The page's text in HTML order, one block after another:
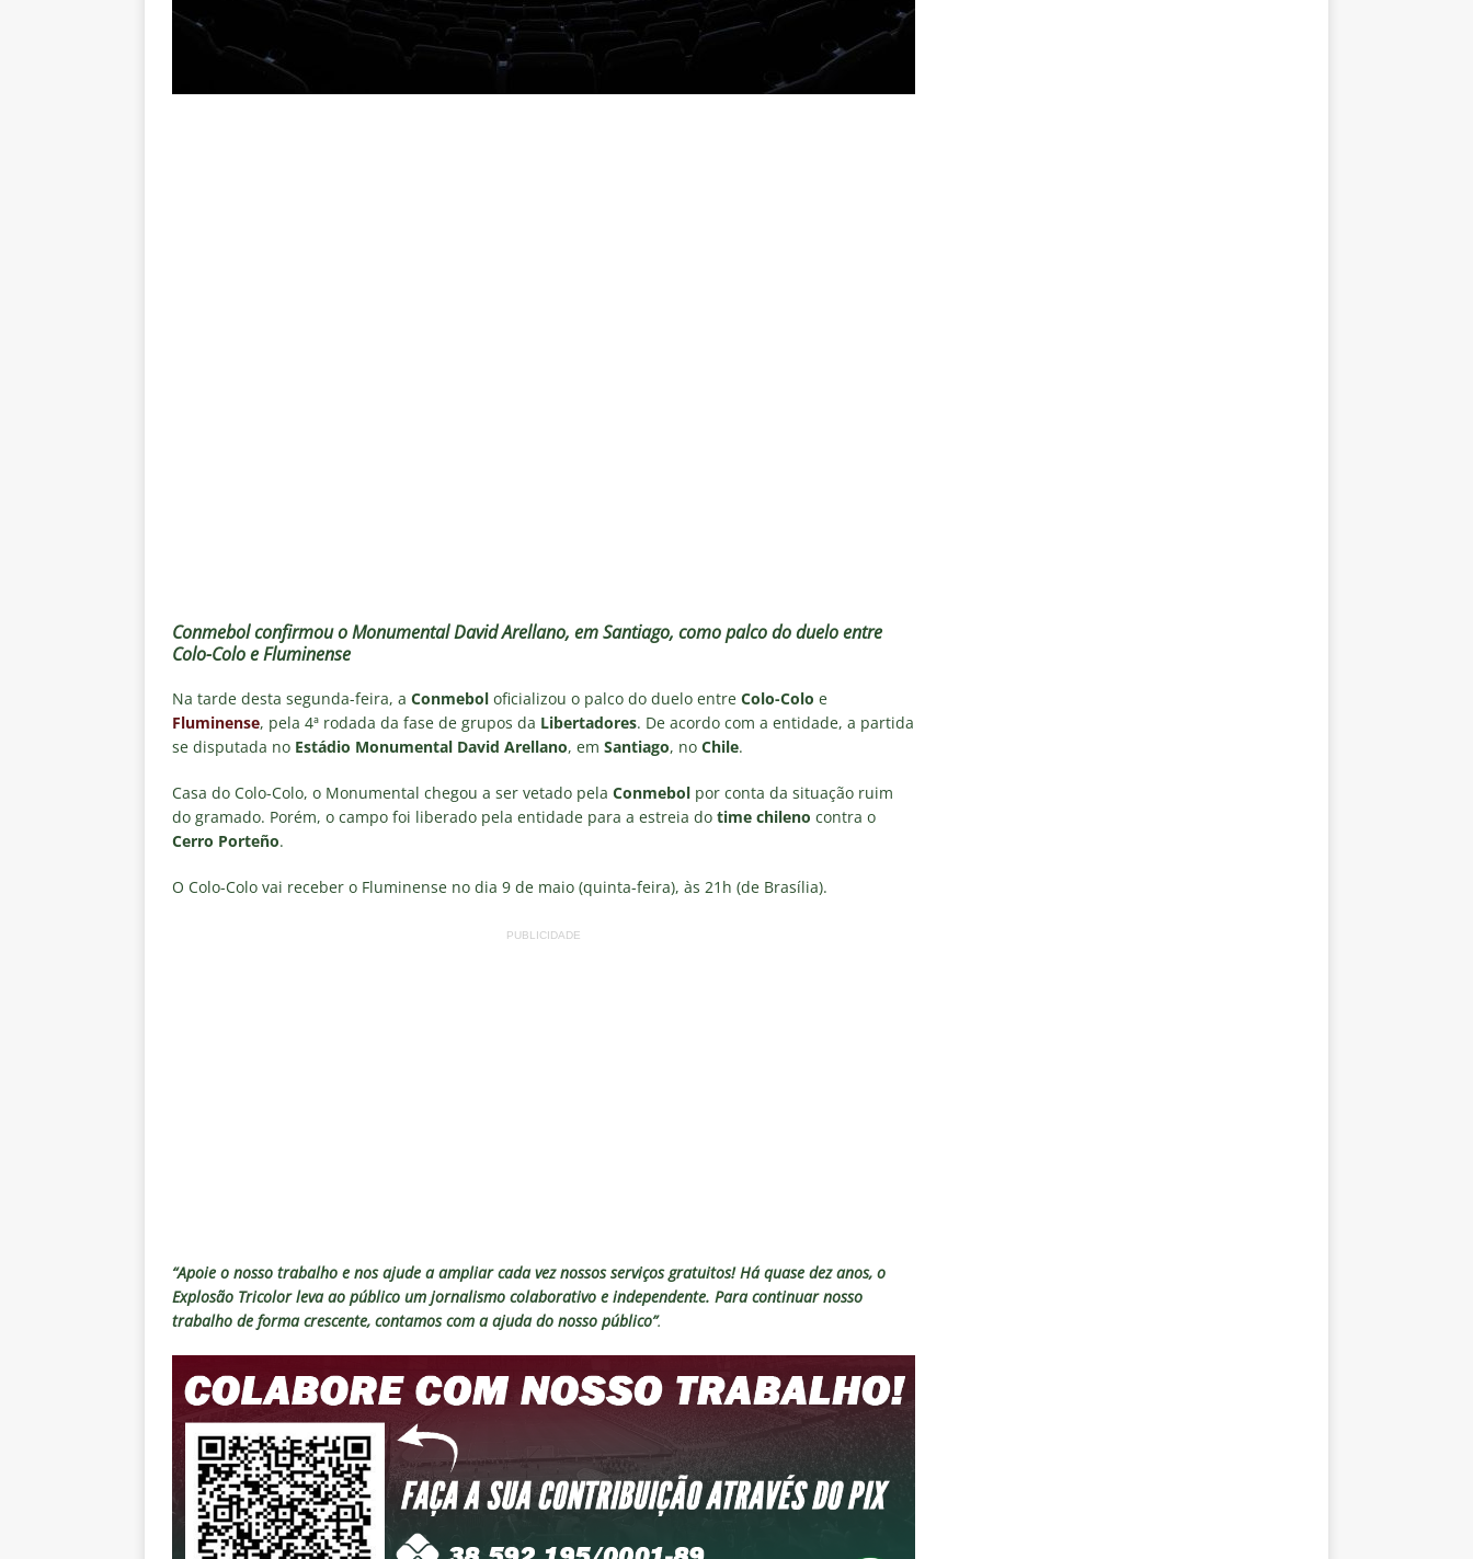
NOTÍCIAS
[ 7 de agosto de 2026 ]
⚠️ EDITORIAL: John Kennedy fora da temporada é um duro golpe para o
Fluminense, por Vinicius Toledo
[ 7 de agosto de 2026 ] Fluminense faz anúncio sobre o futuro do volante Ruan Sales
NOTÍCIAS
negociações com o Flamengo
NOTÍCIAS
[ 7 de agosto de 2026 ] ALERTA DEMOCRÁTICO: Especulações sobre “candidato tampão” no
Fluminense revelam toxicidade política e acendem sinal vermelho para fraude eleitoral
COLUNAS
Conmebol confirmou o Monumental David Arellano, em Santiago, como palco do duelo entre
Colo-Colo e Fluminense
Na tarde desta segunda-feira, a Conmebol oficializou o palco do duelo entre Colo-Colo e
Fluminense, pela 4ª rodada da fase de grupos da Libertadores. De acordo com a entidade, a partida
se disputada no Estádio Monumental David Arellano, em Santiago, no Chile.
Casa do Colo-Colo, o Monumental chegou a ser vetado pela Conmebol por conta da situação ruim
do gramado. Porém, o campo foi liberado pela entidade para a estreia do time chileno contra o
Cerro Porteño.
O Colo-Colo vai receber o Fluminense no dia 9 de maio (quinta-feira), às 21h (de Brasília).
PUBLICIDADE
“Apoie o nosso trabalho e nos ajude a ampliar cada vez nossos serviços gratuitos!Há quase dez anos, o
Explosão Tricolor leva ao público um jornalismo colaborativo e independente. Para continuar nosso
trabalho de forma crescente, contamos com a ajuda do nosso público”.